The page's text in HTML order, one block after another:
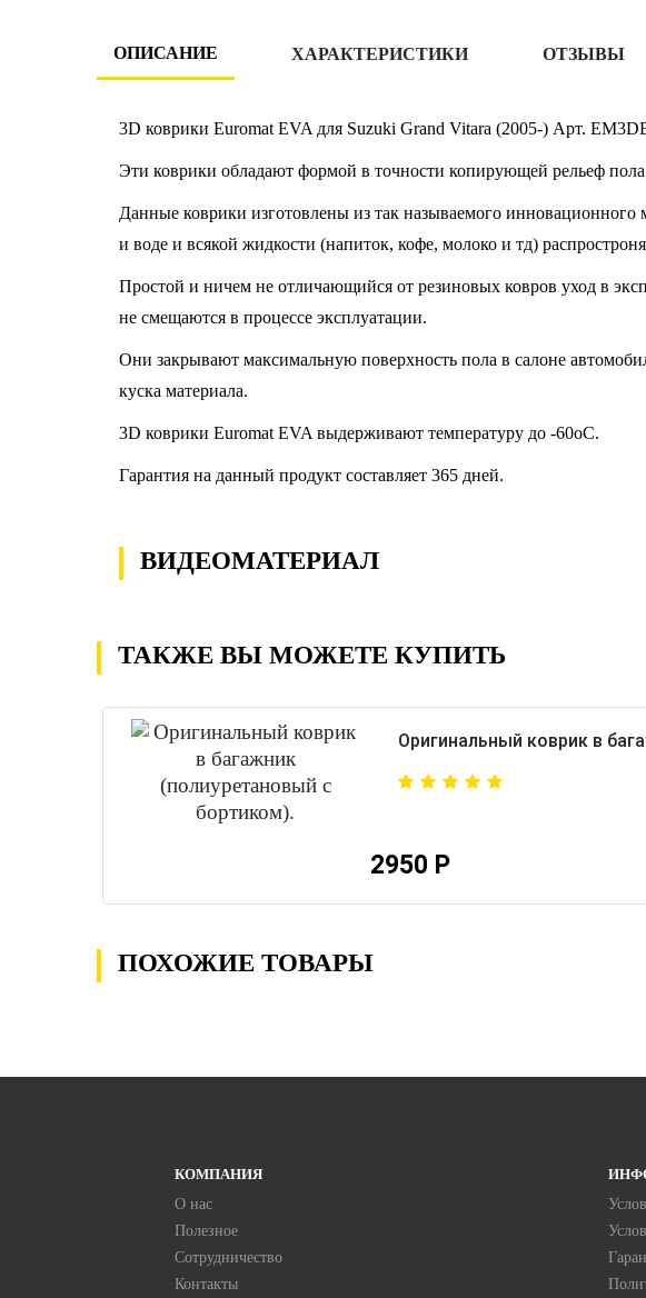
ОПИСАНИЕ ХАРАКТЕРИСТИКИ ОТЗЫВЫ
3D коврики Euromat EVA для Suzuki Grand Vitara (2005-) Арт.
Эти коврики обладают формой в точности копирующей рельеф
Данные коврики изготовлены из так называемого инновационного
и воде и всякой жидкости (напиток, кофе, молоко и тд)
Простой и ничем не отличающийся от резиновых ковров уход в
не смещаются в процессе эксплуатации.
Они закрывают максимальную поверхность пола в салоне
куска материала.
3D коврики Euromat EVA выдерживают температуру до -60oC.
Гарантия на данный продукт составляет 365 дней.
ВИДЕОМАТЕРИАЛ
ТАКЖЕ ВЫ МОЖЕТЕ КУПИТЬ
Оригинальный коврик в
2950 Р
ПОХОЖИЕ ТОВАРЫ
КОМПАНИЯ
О нас
Полезное
Сотрудничество
Контакты